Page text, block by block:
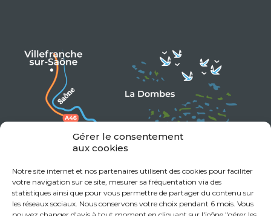
Gérer le consentement
aux cookies
Notre site internet et nos partenaires utilisent des cookies pour faciliter
votre navigation sur ce site, mesurer sa fréquentation via des
statistiques ainsi que pour vous permettre de partager du contenu sur
les réseaux sociaux. Nous conservons votre choix pendant 6 mois. Vous